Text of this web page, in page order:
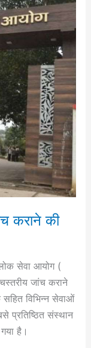
कराने की
सेवा आयोग (
जांच कराने
विभिन्न सेवाओं
प्रतिष्ठित संस्थान
है।